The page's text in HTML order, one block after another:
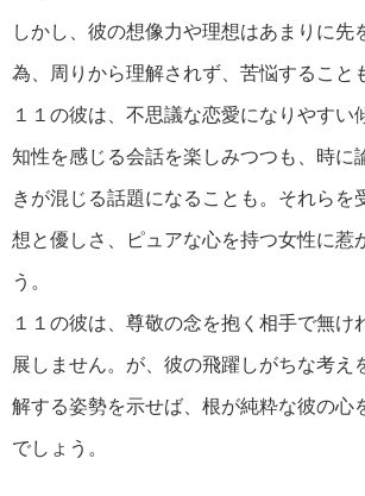
しかし、彼の想像力や理想はあまりに先
為、周りから理解されず、苦悩すること
１１の彼は、不思議な恋愛になりやすい
知性を感じる会話を楽しみつつも、時に
きが混じる話題になることも。それらを
想と優しさ、ピュアな心を持つ女性に惹
う。
１１の彼は、尊敬の念を抱く相手で無け
展しません。が、彼の飛躍しがちな考え
解する姿勢を示せば、根が純粋な彼の心
でしょう。